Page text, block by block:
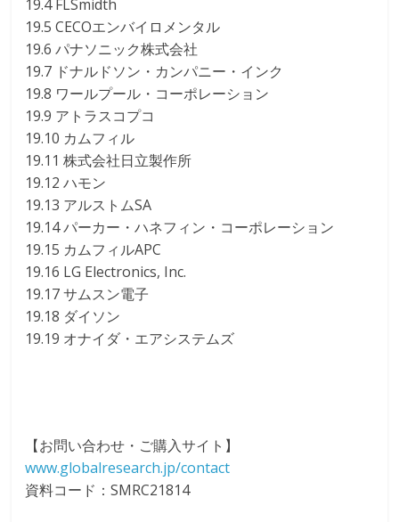
19.4 FLSmidth
19.5 CECOエンバイロメンタル
19.6 パナソニック株式会社
19.7 ドナルドソン・カンパニー・インク
19.8 ワールプール・コーポレーション
19.9 アトラスコプコ
19.10 カムフィル
19.11 株式会社日立製作所
19.12 ハモン
19.13 アルストムSA
19.14 パーカー・ハネフィン・コーポレーション
19.15 カムフィルAPC
19.16 LG Electronics, Inc.
19.17 サムスン電子
19.18 ダイソン
19.19 オナイダ・エアシステムズ
【お問い合わせ・ご購入サイト】
www.globalresearch.jp/contact
資料コード：SMRC21814